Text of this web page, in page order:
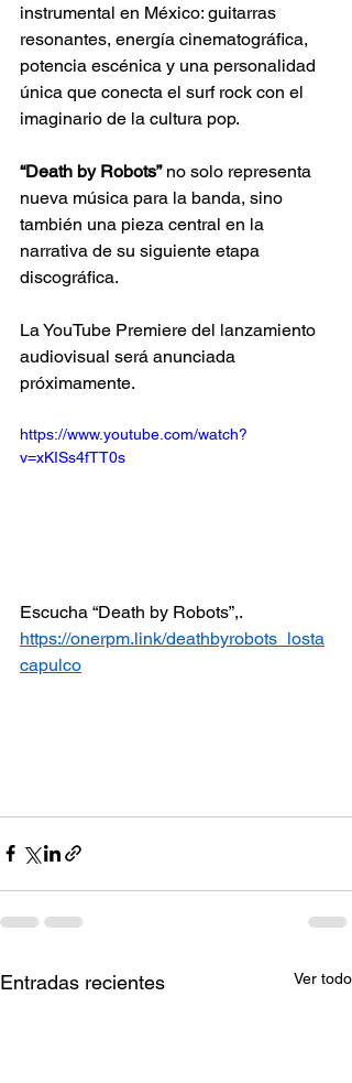
instrumental en México: guitarras
resonantes, energía cinematográfica,
potencia escénica y una personalidad
única que conecta el surf rock con el
imaginario de la cultura pop.
“Death by Robots” no solo representa
nueva música para la banda, sino
también una pieza central en la
narrativa de su siguiente etapa
discográfica.
La YouTube Premiere del lanzamiento
audiovisual será anunciada
próximamente.
https://www.youtube.com/watch?
v=xKISs4fTT0s
Escucha “Death by Robots”,.
https://onerpm.link/deathbyrobots_losta
capulco
Entradas recientes Ver todo